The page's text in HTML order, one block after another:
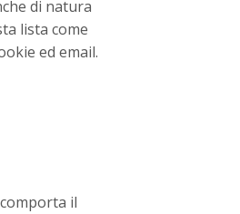
di natura
lista come
ed email.
il